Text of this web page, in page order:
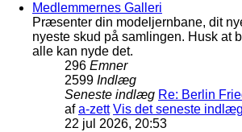
Medlemmernes Galleri
Præsenter din modeljernbane, dit
nyeste skud på samlingen. Husk at
alle kan nyde det.
296 Emner
2599 Indlæg
Seneste indlæg Re: Berlin
afa-zett Vis det seneste indlæg
22 jul 2026, 20:53